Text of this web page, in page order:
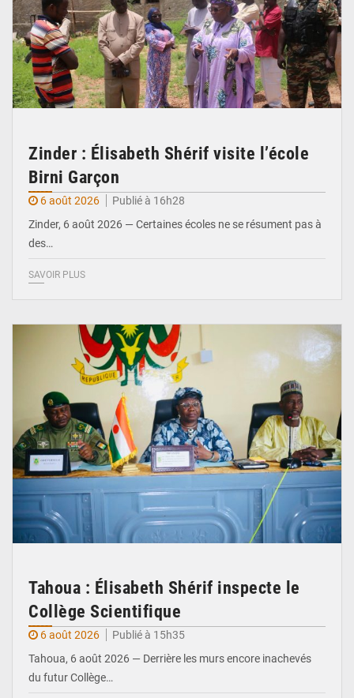
Zinder : Élisabeth Shérif visite l’école
Birni Garçon
6 août 2026
Publié à 16h28
Zinder, 6 août 2026 — Certaines écoles ne se résument pas à
des…
SAVOIR PLUS
Tahoua : Élisabeth Shérif inspecte le
Collège Scientifique
6 août 2026
Publié à 15h35
Tahoua, 6 août 2026 — Derrière les murs encore inachevés
du futur Collège…